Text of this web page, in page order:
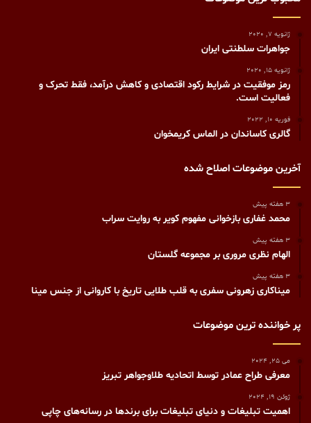
ژانویه 7, 2020
جواهرات سلطنتی ایران
ژانویه 15, 2020
رمز موفقیت در شرایط رکود اقتصادی و کاهش درآمد، فقط تحرک و
فعالیت است.
فوریه 10, 2022
گالری کاساندان در الماس کریمخوان
آخرین موضوعات اصلاح شده
3 هفته پیش
محمد غفاری بازخوانی مفهوم کویر به روایت سراب
3 هفته پیش
الهام نظری مروری بر مجموعه گلستان
3 هفته پیش
میناکاری زهرونی سفری به قلب طلایی تاریخ با کاروانی از جنس مینا
پر خواننده ترین موضوعات
می 25, 2024
معرفی طراح عمادر توسط اتحادیه طلاوجواهر تبریز
ژوئن 19, 2024
اهمیت تبلیغات و دنیای تبلیغات برای برندها در رسانه‌های چاپی